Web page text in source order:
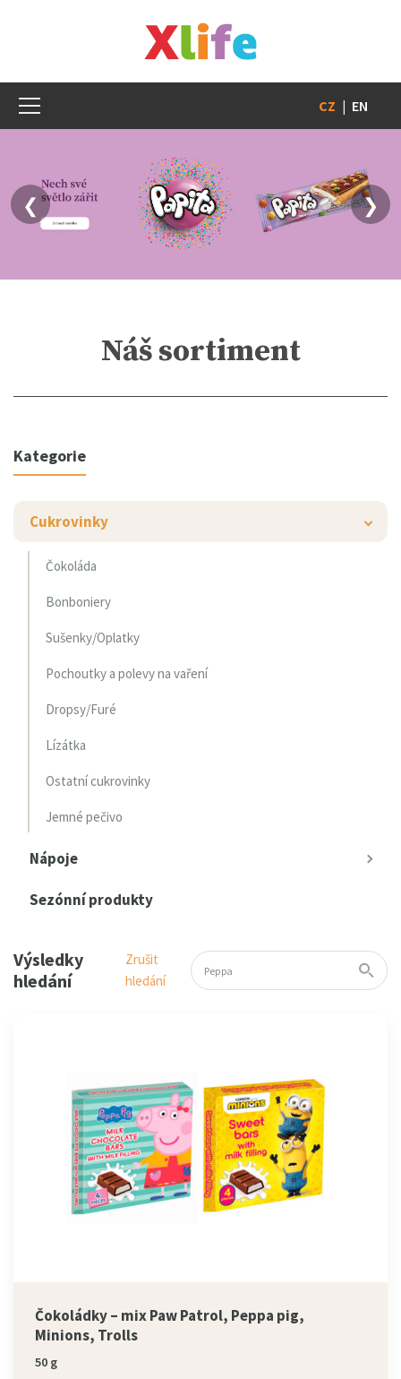
CZ | EN
❮ ❯
Náš sortiment
Kategorie
Cukrovinky
Čokoláda
Bonboniery
Sušenky/Oplatky
Pochoutky a polevy na vaření
Dropsy/Furé
Lízátka
Ostatní cukrovinky
Jemné pečivo
Nápoje
Sezónní produkty
Výsledky
hledání
Zrušit
hledání
Čokoládky – mix Paw Patrol, Peppa pig,
Minions, Trolls
50 g